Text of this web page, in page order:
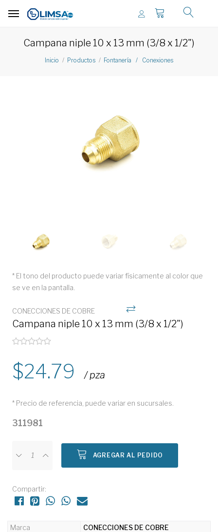
Campana niple 10 x 13 mm (3/8 x 1/2")
Inicio Productos Fontanería / Conexiones
* El tono del producto puede variar físicamente al color que
se ve en la pantalla.
CONECCIONES DE COBRE
Campana niple 10 x 13 mm (3/8 x 1/2")
24.79 / pza
* Precio de referencia, puede variar en sucursales.
311981
AGREGAR AL PEDIDO
Compartir:
Marca
CONECCIONES DE COBRE